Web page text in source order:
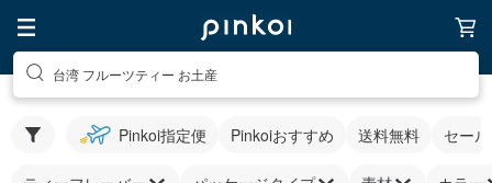
台湾 フルーツティー お土産
Pinkoi指定便 Pinkoiおすすめ 送料無料 セー